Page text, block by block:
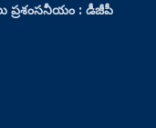
ప్రశంసనీయం : డీజీపీ